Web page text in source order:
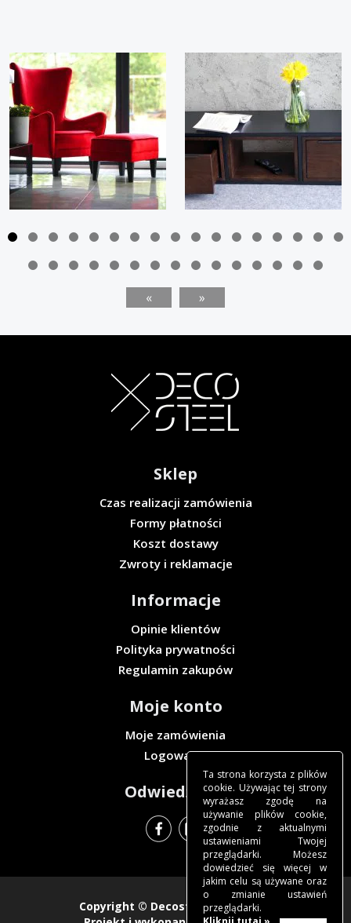
« »
Sklep
Czas realizacji zamówienia
Formy płatności
Koszt dostawy
Zwroty i reklamacje
Informacje
Opinie klientów
Polityka prywatności
Regulamin zakupów
Moje konto
Moje zamówienia
Logowanie
Odwiedź nas
Copyright © Decosteel Sklep2018.
Ta strona korzysta z plików
cookie. Używając tej strony
wyrażasz zgodę na
używanie plików cookie,
zgodnie z aktualnymi
ustawieniami Twojej
przeglądarki. Możesz
dowiedzieć się więcej w
jakim celu są używane oraz
o zmianie ustawień
przeglądarki.